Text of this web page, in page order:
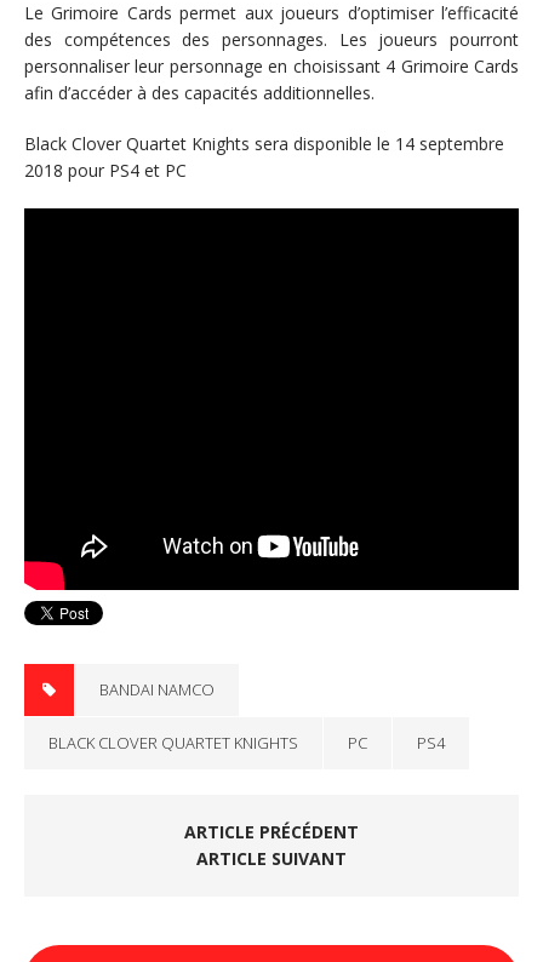
Le Grimoire Cards permet aux joueurs d’optimiser l’efficacité
des compétences des personnages. Les joueurs pourront
personnaliser leur personnage en choisissant 4 Grimoire Cards
afin d’accéder à des capacités additionnelles.
Black Clover Quartet Knights sera disponible le 14 septembre
2018 pour PS4 et PC
BANDAI NAMCO
BLACK CLOVER QUARTET KNIGHTS PC PS4
ARTICLE PRÉCÉDENT
ARTICLE SUIVANT